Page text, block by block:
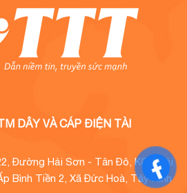
DÂY VÀ CÁP ĐIỆN TÀI
Đường Hải Sơn - Tân Đô, KCN Hải
Bình Tiền 2, Xã Đức Hoà, Tây Ninh